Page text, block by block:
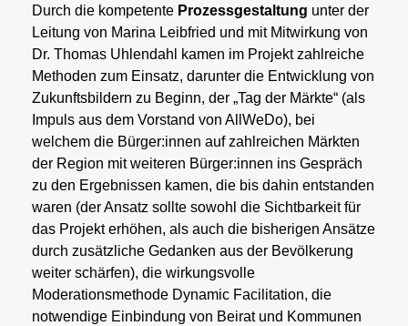
Durch die kompetente Prozessgestaltung unter der
Leitung von Marina Leibfried und mit Mitwirkung von
Dr. Thomas Uhlendahl kamen im Projekt zahlreiche
Methoden zum Einsatz, darunter die Entwicklung von
Zukunftsbildern zu Beginn, der „Tag der Märkte“ (als
Impuls aus dem Vorstand von AllWeDo), bei
welchem die Bürger:innen auf zahlreichen Märkten
der Region mit weiteren Bürger:innen ins Gespräch
zu den Ergebnissen kamen, die bis dahin entstanden
waren (der Ansatz sollte sowohl die Sichtbarkeit für
das Projekt erhöhen, als auch die bisherigen Ansätze
durch zusätzliche Gedanken aus der Bevölkerung
weiter schärfen), die wirkungsvolle
Moderationsmethode Dynamic Facilitation, die
notwendige Einbindung von Beirat und Kommunen